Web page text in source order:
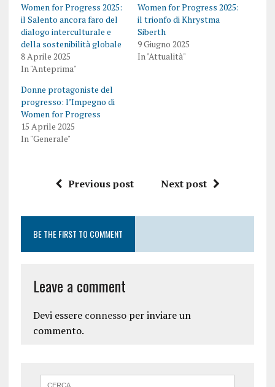
Women for Progress 2025:
il Salento ancora faro del
dialogo interculturale e
della sostenibilità globale
8 Aprile 2025
In "Anteprima"
Women for Progress 2025:
il trionfo di Khrystma
Siberth
9 Giugno 2025
In "Attualità"
Donne protagoniste del
progresso: l’Impegno di
Women for Progress
15 Aprile 2025
In "Generale"
Previous post Next post
BE THE FIRST TO COMMENT
Leave a comment
Devi essere connessoper inviare un
commento.